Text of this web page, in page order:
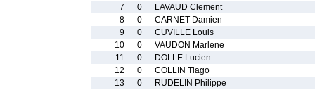
7
0
LAVAUD Clement
8
0
CARNET Damien
9
0
CUVILLE Louis
10
0
VAUDON Marlene
11
0
DOLLE Lucien
12
0
COLLIN Tiago
13
0
RUDELIN Philippe